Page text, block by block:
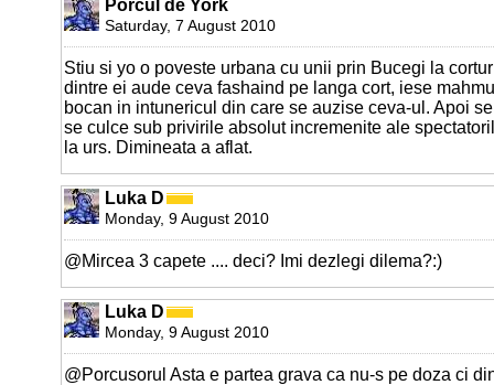
Porcul de York
Saturday, 7 August 2010
Stiu si yo o poveste urbana cu unii prin Bucegi la
dintre ei aude ceva fashaind pe langa cort, iese
bocan in intunericul din care se auzise ceva-ul. Apoi
se culce sub privirile absolut incremenite ale
la urs. Dimineata a aflat.
Luka D
Monday, 9 August 2010
@Mircea 3 capete .... deci? Imi dezlegi dilema?:)
Luka D
Monday, 9 August 2010
@Porcusorul Asta e partea grava ca nu-s pe doza ci